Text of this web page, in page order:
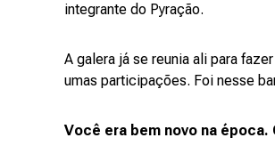
integrante do Pyração.
A galera já se reunia ali para
umas participações. Foi nesse
Você era bem novo na